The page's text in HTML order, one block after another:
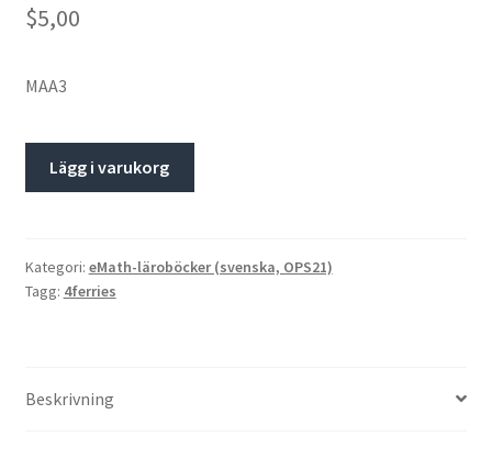
$5,00
MAA3
Lägg i varukorg
Kategori: eMath-läroböcker (svenska, OPS21)
Tagg: 4ferries
Beskrivning